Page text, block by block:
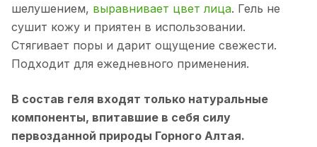
шелушением, выравнивает цвет лица. Гель не
сушит кожу и приятен в использовании.
Стягивает поры и дарит ощущение свежести.
Подходит для ежедневного применения.
В состав геля входят только натуральные
компоненты, впитавшие в себя силу
первозданной природы Горного Алтая.